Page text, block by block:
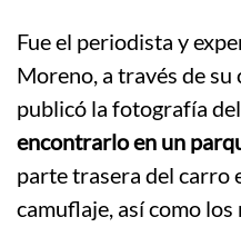
Fue el periodista y
Moreno, a través de su
publicó la fotografía
encontrarlo en un
parte trasera del carro
camuflaje, así como los